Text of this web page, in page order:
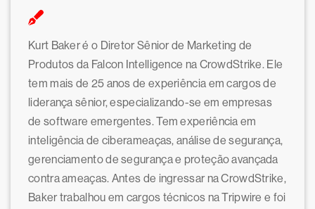
Kurt Baker é o Diretor Sênior de Marketing de
Produtos da Falcon Intelligence na CrowdStrike. Ele
tem mais de 25 anos de experiência em cargos de
liderança sênior, especializando-se em empresas
de software emergentes. Tem experiência em
inteligência de ciberameaças, análise de segurança,
gerenciamento de segurança e proteção avançada
contra ameaças. Antes de ingressar na CrowdStrike,
Baker trabalhou em cargos técnicos na Tripwire e foi